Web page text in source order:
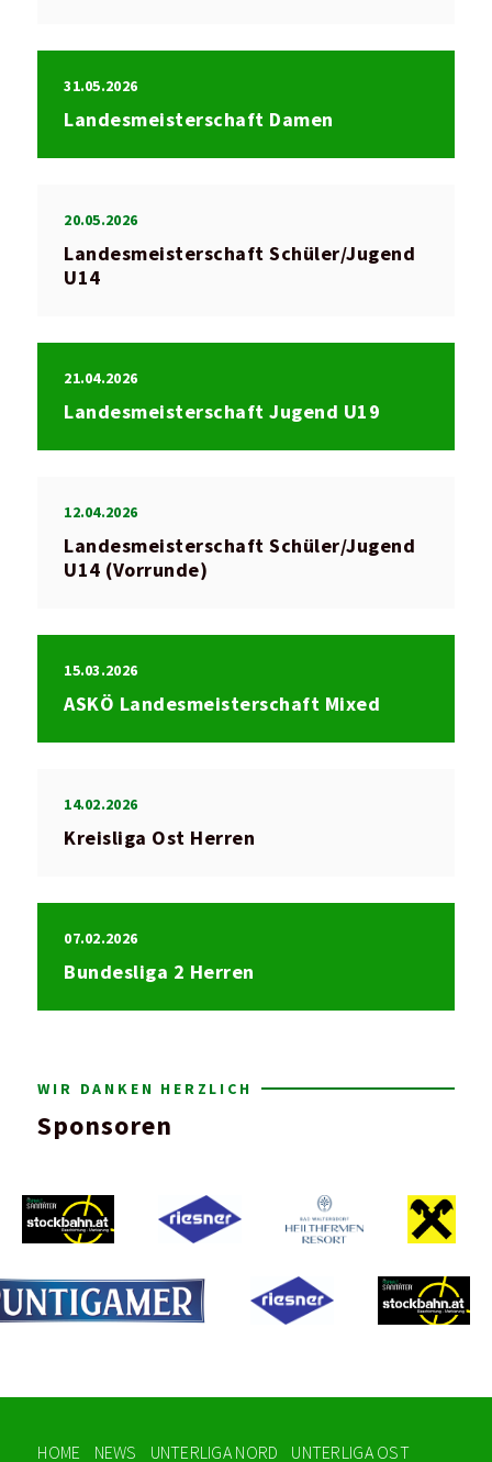
31.05.2026
Landesmeisterschaft Damen
20.05.2026
Landesmeisterschaft Schüler/Jugend
U14
21.04.2026
Landesmeisterschaft Jugend U19
12.04.2026
Landesmeisterschaft Schüler/Jugend
U14 (Vorrunde)
15.03.2026
ASKÖ Landesmeisterschaft Mixed
14.02.2026
Kreisliga Ost Herren
07.02.2026
Bundesliga 2 Herren
WIR DANKEN HERZLICH
Sponsoren
HOME NEWS UNTERLIGA NORD UNTERLIGA OST